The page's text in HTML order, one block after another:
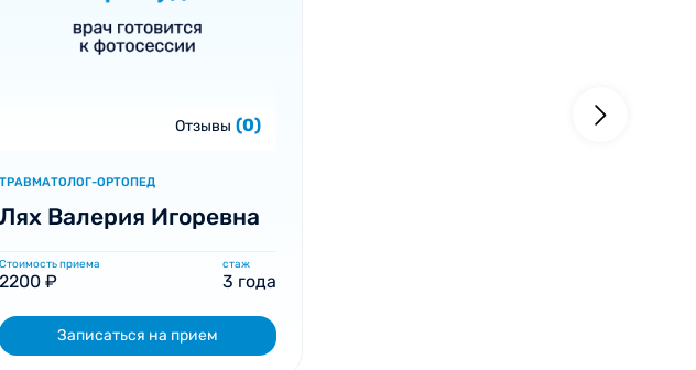
Отзывы (0)
ТРАВМАТОЛОГ-ОРТОПЕД
Лях Валерия Игоревна
Стоимость приема
2200 ₽
стаж
3 года
Записаться на прием